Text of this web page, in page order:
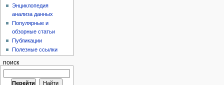
Энциклопедия
анализа данных
Популярные и
обзорные статьи
Публикации
Полезные ссылки
поиск